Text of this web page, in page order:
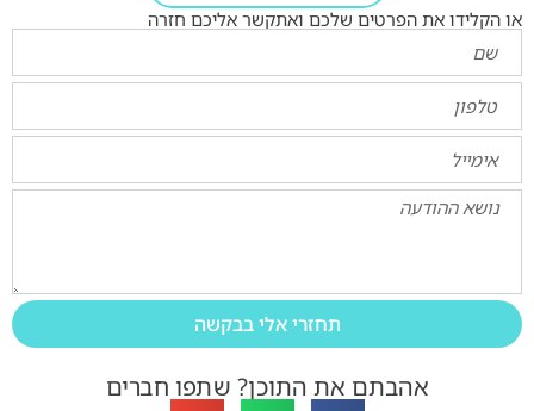
או הקלידו את הפרטים שלכם ואתקשר אליכם חזרה
תחזרי אלי בבקשה
אהבתם את התוכן? שתפו חברים